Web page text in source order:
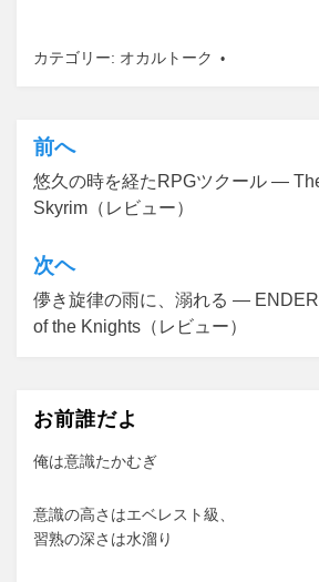
k
カテゴリー: オカルトーク
投
稿
ナ
ビ
ゲ
ー
ョ
ン
前へ
悠久の時を経たRPGツクール ―
Skyrim（レビュー）
次ヘ
儚き旋律の雨に、溺れる ―
of the Knights（レビュー）
お前誰だよ
俺は意識たかむぎ
意識の高さはエベレスト級、
習熟の深さは水溜り